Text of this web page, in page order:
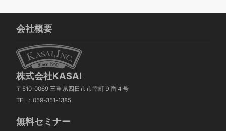
会社概要
株式会社KASAI
〒510-0069 三重県四日市市幸町９番４号
TEL：059-351-1385
無料セミナー